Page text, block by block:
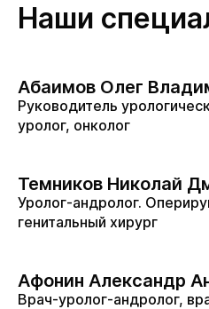
Наши
Абаимов Олег
Руководитель
уролог, онколог
Темников Николай
Уролог-андролог.
генитальный хирург
Афонин Александр
Врач-уролог-андролог,